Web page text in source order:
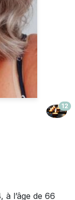
12
l’âge de 66